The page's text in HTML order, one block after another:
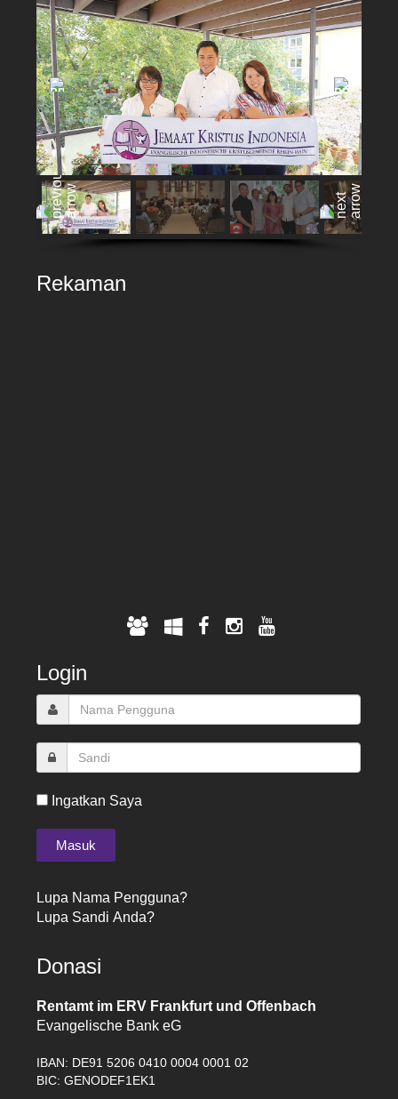
Rekaman
Login
Ingatkan Saya
Lupa Nama Pengguna?
Lupa Sandi Anda?
Donasi
Rentamt im ERV Frankfurt und Offenbach
Evangelische Bank eG
IBAN: DE91 5206 0410 0004 0001 02
BIC: GENODEF1EK1